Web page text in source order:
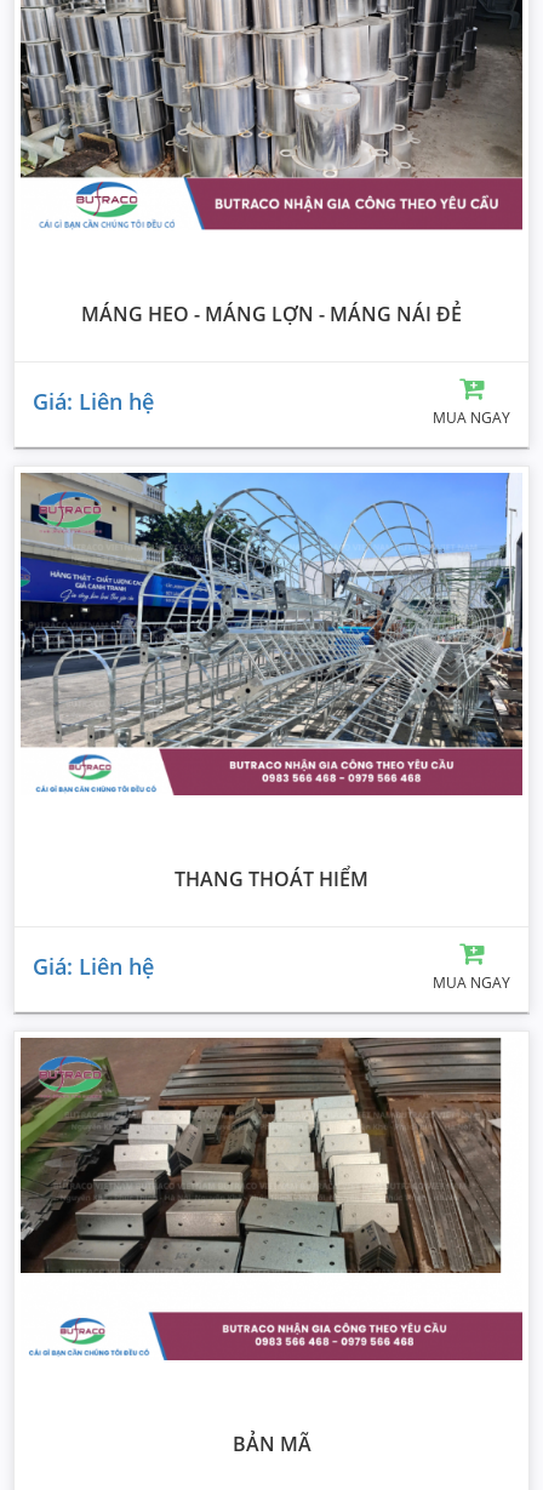
MÁNG HEO - MÁNG LỢN - MÁNG NÁI ĐẺ
Giá: Liên hệ
MUA NGAY
THANG THOÁT HIỂM
Giá: Liên hệ
MUA NGAY
BẢN MÃ